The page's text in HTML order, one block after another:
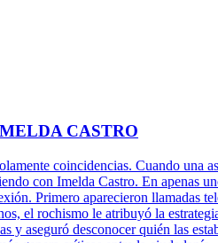
CASTRO
coincidencias. Cuando una
con Imelda Castro. En apenas
Primero aparecieron llamadas
el rochismo le atribuyó la
y aseguró desconocer quién las